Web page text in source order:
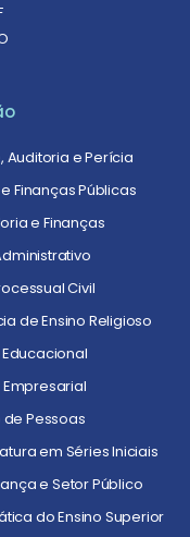
e Perícia
Finanças Públicas
e Finanças
Civil
de Ensino Religioso
Pessoas
em Séries Iniciais
e Setor Público
do Ensino Superior